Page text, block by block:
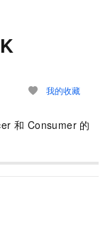
我的收藏
和 Consumer 的